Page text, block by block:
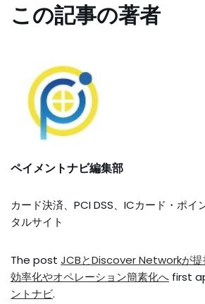
この記事の著者
ペイメントナビ編集部
カード決済、PCI DSS、ICカード・ポイ
タルサイト
The post JCBとDiscover Networkが提
効率化やオペレーション簡素化へ first
ントナビ.